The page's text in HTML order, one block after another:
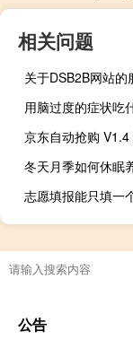
相关问题
关于DSB2B网站的
冬天月季如何休眠
志愿填报能只填一
沐心什么意思
公告